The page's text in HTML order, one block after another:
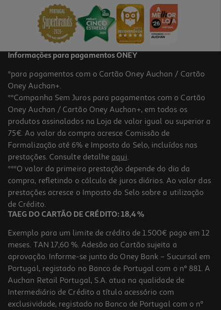
Suplemento Forma+ Vitamina D 30 Caps
0.17 €/un
4,99 €
Informações para pagamentos ONEY
*para pagamentos com o Cartão Oney Auchan / Cartão
Oney Auchan+.
**Campanha Sem Juros para pagamentos com o Cartão
Oney Auchan / Cartão Oney Auchan+, em todos os
produtos assinalados na Loja de valor igual ou superior a
75€. Ao valor da compra acresce Comissão de
Formalização até 6% e Imposto do Selo, incluídos nas
prestações. Consulte detalhe aqui.
***O valor da primeira prestação depende do dia da
compra, refletindo o cálculo de juros diários. Ao valor das
prestações acresce o Imposto do Selo sobre a utilização
de Crédito.
TAEG DO CARTÃO DE CRÉDITO: 18,4 %
Exemplo para um limite de crédito de 1.500€ pago em 12
meses. TAN 17,60 %. Adesão ao Cartão sujeita a
aprovação. Informe-se junto do Oney Bank – Sucursal em
Portugal, registado no Banco de Portugal com o nº 881. A
Auchan Retail Portugal, S.A. atua na qualidade de
Intermediário de Crédito a título acessório com
exclusividade, registado no Banco de Portugal com o nº